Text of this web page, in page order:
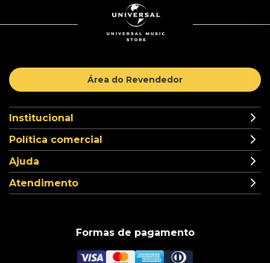
Área do Revendedor
Institucional
Política comercial
Ajuda
Atendimento
Formas de pagamento